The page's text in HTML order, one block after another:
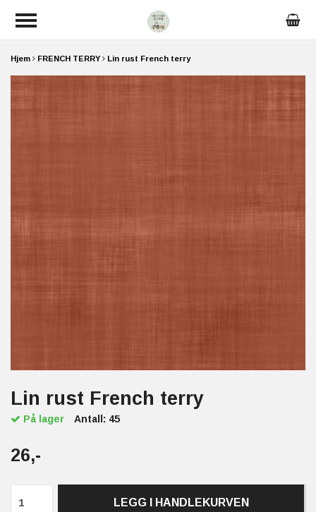
Hjem FRENCH TERRY Lin rust French terry
Lin rust French terry
På lager Antall: 45
26,-
LEGG I HANDLEKURVEN